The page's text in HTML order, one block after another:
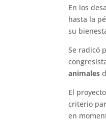
En los
hasta la
su
Se radicó
animales
El
criterio
en